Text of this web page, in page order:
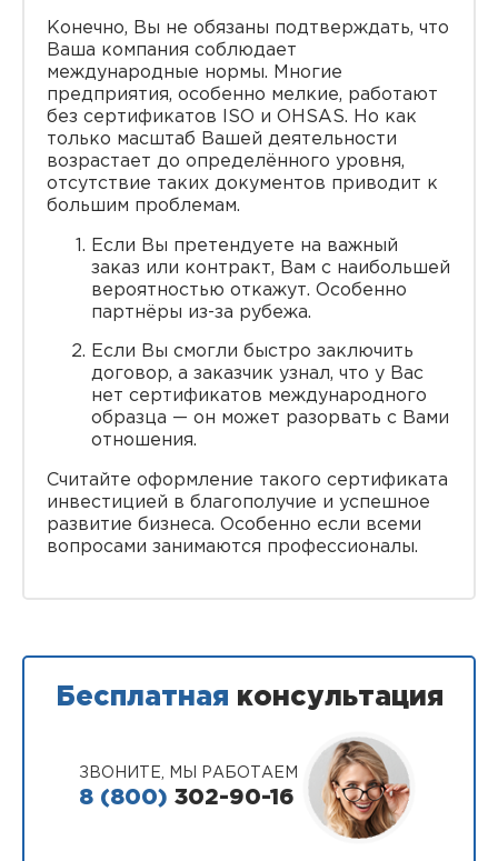
Конечно, Вы не обязаны подтверждать, что
Ваша компания соблюдает
международные нормы. Многие
предприятия, особенно мелкие, работают
без сертификатов ISO и OHSAS. Но как
только масштаб Вашей деятельности
возрастает до определённого уровня,
отсутствие таких документов приводит к
большим проблемам.
Если Вы претендуете на важный
заказ или контракт, Вам с наибольшей
вероятностью откажут. Особенно
партнёры из-за рубежа.
Если Вы смогли быстро заключить
договор, а заказчик узнал, что у Вас
нет сертификатов международного
образца — он может разорвать с Вами
отношения.
Считайте оформление такого сертификата
инвестицией в благополучие и успешное
развитие бизнеса. Особенно если всеми
вопросами занимаются профессионалы.
Бесплатная консультация
ЗВОНИТЕ, МЫ РАБОТАЕМ
8 (800) 302-90-16